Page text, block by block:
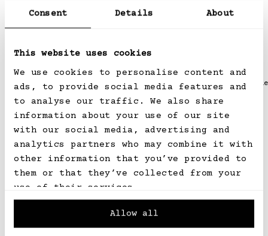
Consent Details About
This website uses cookies
We use cookies to personalise content and
ads, to provide social media features and
to analyse our traffic. We also share
information about your use of our site
with our social media, advertising and
analytics partners who may combine it with
other information that you’ve provided to
them or that they’ve collected from your
use of their services.
Allow all
ROSSHAAR
Ai Medium Shoulder Tote
Preis
ROSSHAAR
Ai Medium
Preis
Newsletter
Erhalten Sie die neuesten Informationen
zu Kollektionen, Styling und Akris-News.